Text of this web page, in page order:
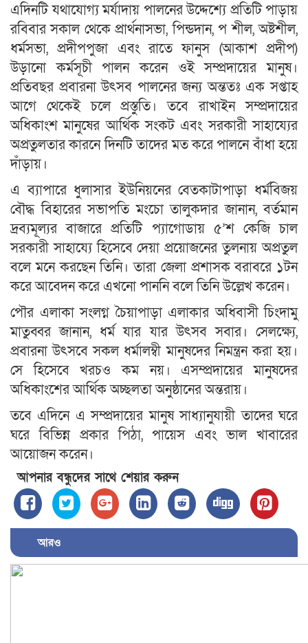
এদিনটি যথাযোগ্য মর্যাদায় পালনের উদ্দেশ্যে প্রতিটি পাড়ায়
রবিবার সকাল থেকে প্রার্থনাসভা, পিন্ডদান, প শীল, অষ্টশীল,
ধর্মসভা, প্রদীপপুজা এবং রাতে ফানুস (আকাশ প্রদীপ)
উড়ানো কর্মসূচী পালন করেন ওই সম্প্রদায়ের মানুষ।
প্রতিবছর প্রবারনা উৎসব পালনের জন্য অন্ততঃ এক সপ্তাহ
আগে থেকেই চলে প্রস্তুতি। তবে রাখাইন সম্প্রদায়ের
অধিকাংশ মানুষের আর্থিক সংকট এবং সরকারী সাহায্যের
অপ্রতুলতার কারনে দিনটি তাদের মত করে পালনে বাঁধা হয়ে
দাঁড়ায়।
এ ব্যাপারে ধুলাসার ইউনিয়নের বেতকাটাপাড়া ধর্মবিজয়
বৌদ্ধ বিহারের সভাপতি মংচো তালুকদার জানান, বর্তমান
দ্রব্যমূল্যর বাজারে প্রতিটি প্যাগোডায় ৫’শ কেজি চাল
সরকারী সাহায্যে হিসেবে দেয়া প্রয়োজনের তুলনায় অপ্রতুল
বলে মনে করছেন তিনি। তারা জেলা প্রশাসক বরাবরে ১টন
করে আবেদন করে এখনো পাননি বলে তিনি উল্লেখ করেন।
পৌর এলাকা সংলগ্ন চৈয়াপাড়া এলাকার অধিবাসী চিংদামু
মাতুব্বর জানান, ধর্ম যার যার উৎসব সবার। সেলক্ষ্যে,
প্রবারনা উৎসবে সকল ধর্মালম্বী মানুষদের নিমন্ত্রন করা হয়।
সে হিসেবে খরচও কম নয়। এসম্প্রদায়ের মানুষদের
অধিকাংশের আর্থিক অচ্ছলতা অনুষ্ঠানের অন্তরায়।
তবে এদিনে এ সম্প্রদায়ের মানুষ সাধ্যানুযায়ী তাদের ঘরে
ঘরে বিভিন্ন প্রকার পিঠা, পায়েস এবং ভাল খাবারের
আয়োজন করেন।
আপনার বন্ধুদের সাথে শেয়ার করুন
আরও